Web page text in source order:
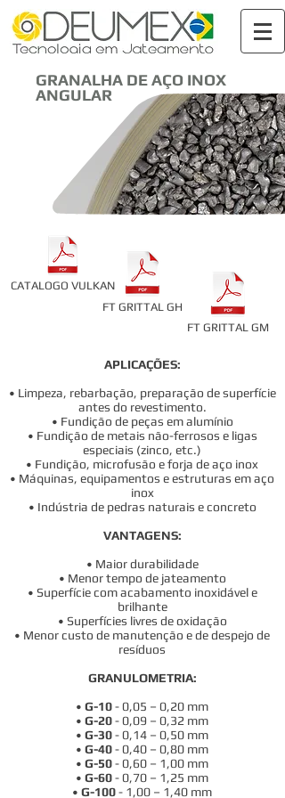
GRANALHA DE AÇO INOX
ANGULAR
CATALOGO VULKAN
FT GRITTAL GH
FT GRITTAL GM
APLICAÇÕES:
• Limpeza, rebarbação, preparação de superfície
antes do revestimento.
• Fundição de peças em alumínio
• Fundição de metais não-ferrosos e ligas
especiais (zinco, etc.)
• Fundição, microfusão e forja de aço inox
• Máquinas, equipamentos e estruturas em aço
inox
• Indústria de pedras naturais e concreto
VANTAGENS:
• Maior durabilidade
• Menor tempo de jateamento
• Superfície com acabamento inoxidável e
brilhante
• Superfícies livres de oxidação
• Menor custo de manutenção e de despejo de
resíduos
GRANULOMETRIA:
• G-10- 0,05 – 0,20 mm
• G-20- 0,09 – 0,32 mm
• G-30- 0,14 – 0,50 mm
• G-40- 0,40 – 0,80 mm
• G-50- 0,60 – 1,00 mm
• G-60- 0,70 – 1,25 mm
• G-100- 1,00 – 1,40 mm